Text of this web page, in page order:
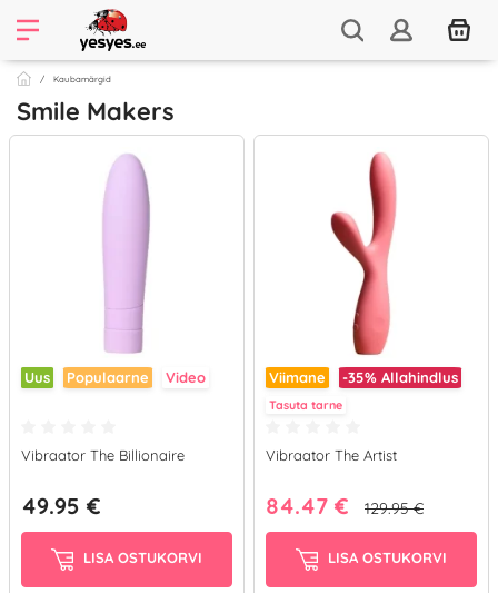
Kaubamärgid
Smile Makers
Uus Populaarne Video
Vibraator The Billionaire
49.95 €
LISA OSTUKORVI
Viimane -35% Allahindlus
Tasuta tarne
Vibraator The Artist
84.47 € 129.95 €
LISA OSTUKORVI